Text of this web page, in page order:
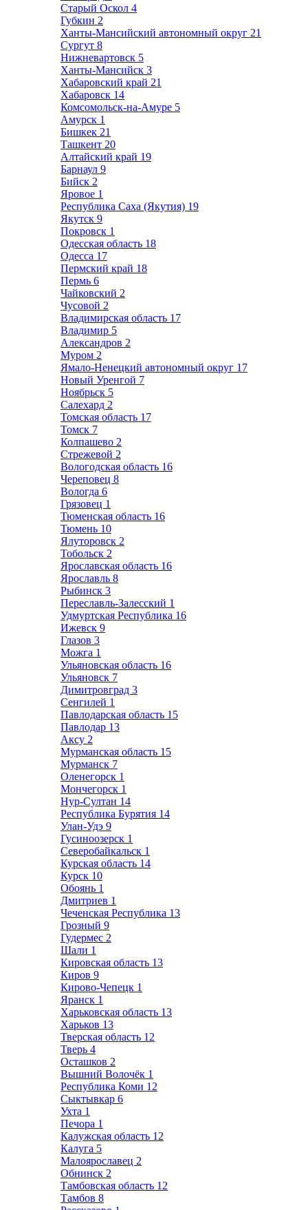
Старый Оскол 4
Губкин 2
Ханты-Мансийский автономный округ 21
Сургут 8
Нижневартовск 5
Ханты-Мансийск 3
Хабаровский край 21
Хабаровск 14
Комсомольск-на-Амуре 5
Амурск 1
Бишкек 21
Ташкент 20
Алтайский край 19
Барнаул 9
Бийск 2
Яровое 1
Республика Саха (Якутия) 19
Якутск 9
Покровск 1
Одесская область 18
Одесса 17
Пермский край 18
Пермь 6
Чайковский 2
Чусовой 2
Владимирская область 17
Владимир 5
Александров 2
Муром 2
Ямало-Ненецкий автономный округ 17
Новый Уренгой 7
Ноябрьск 5
Салехард 2
Томская область 17
Томск 7
Колпашево 2
Стрежевой 2
Вологодская область 16
Череповец 8
Вологда 6
Грязовец 1
Тюменская область 16
Тюмень 10
Ялуторовск 2
Тобольск 2
Ярославская область 16
Ярославль 8
Рыбинск 3
Переславль-Залесский 1
Удмуртская Республика 16
Ижевск 9
Глазов 3
Можга 1
Ульяновская область 16
Ульяновск 7
Димитровград 3
Сенгилей 1
Павлодарская область 15
Павлодар 13
Аксу 2
Мурманская область 15
Мурманск 7
Оленегорск 1
Мончегорск 1
Нур-Султан 14
Республика Бурятия 14
Улан-Удэ 9
Гусиноозерск 1
Северобайкальск 1
Курская область 14
Курск 10
Обоянь 1
Дмитриев 1
Чеченская Республика 13
Грозный 9
Гудермес 2
Шали 1
Кировская область 13
Киров 9
Кирово-Чепецк 1
Яранск 1
Харьковская область 13
Харьков 13
Тверская область 12
Тверь 4
Осташков 2
Вышний Волочёк 1
Республика Коми 12
Сыктывкар 6
Ухта 1
Печора 1
Калужская область 12
Калуга 5
Малоярославец 2
Обнинск 2
Тамбовская область 12
Тамбов 8